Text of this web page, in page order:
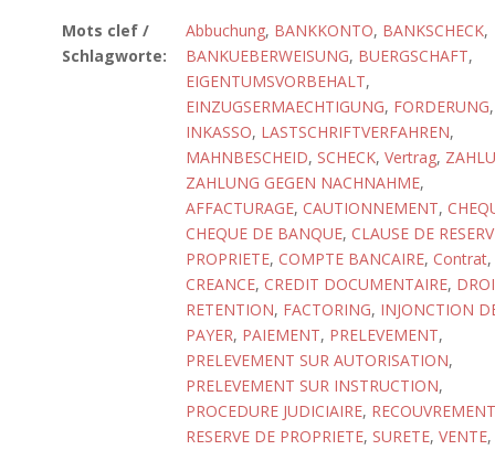
Mots clef /
Schlagworte:
Abbuchung, BANKKONTO, BANKSCHECK,
BANKUEBERWEISUNG, BUERGSCHAFT,
EIGENTUMSVORBEHALT,
EINZUGSERMAECHTIGUNG, FORDERUNG,
INKASSO, LASTSCHRIFTVERFAHREN,
MAHNBESCHEID, SCHECK, Vertrag,
ZAHLUNG GEGEN NACHNAHME,
AFFACTURAGE, CAUTIONNEMENT,
CHEQUE DE BANQUE, CLAUSE DE
PROPRIETE, COMPTE BANCAIRE, Contrat,
CREANCE, CREDIT DOCUMENTAIRE,
RETENTION, FACTORING, INJONCTION
PAYER, PAIEMENT, PRELEVEMENT,
PRELEVEMENT SUR AUTORISATION,
PRELEVEMENT SUR INSTRUCTION,
PROCEDURE JUDICIAIRE, RECOUVREMENT
RESERVE DE PROPRIETE, SURETE, VENTE,